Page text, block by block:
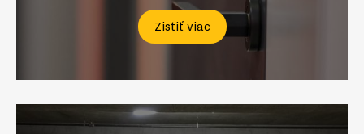
Zistiť viac